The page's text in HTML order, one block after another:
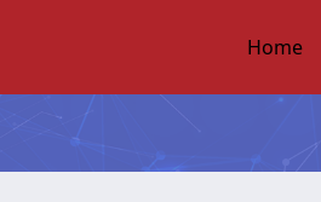
Home